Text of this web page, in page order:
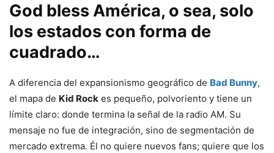
God bless América, o sea, solo
los estados con forma de
cuadrado…
A diferencia del expansionismo geográfico de Bad Bunny,
el mapa de Kid Rock es pequeño, polvoriento y tiene un
límite claro: donde termina la señal de la radio AM. Su
mensaje no fue de integración, sino de segmentación de
mercado extrema. Él no quiere nuevos fans; quiere que los